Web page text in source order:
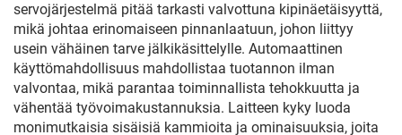
servojärjestelmä pitää tarkasti valvottuna kipinäetäisyyttä,
mikä johtaa erinomaiseen pinnanlaatuun, johon liittyy
usein vähäinen tarve jälkikäsittelylle. Automaattinen
käyttömahdollisuus mahdollistaa tuotannon ilman
valvontaa, mikä parantaa toiminnallista tehokkuutta ja
vähentää työvoimakustannuksia. Laitteen kyky luoda
monimutkaisia sisäisiä kammioita ja ominaisuuksia, joita